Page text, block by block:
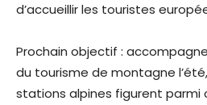
d’accueillir les touristes
Prochain objectif :
du tourisme de montagne
stations alpines figurent parmi